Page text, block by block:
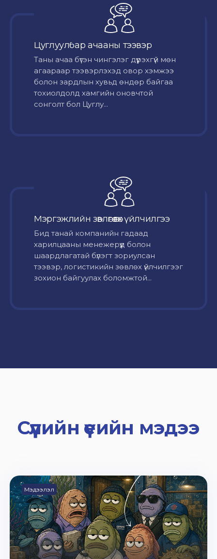
Цуглуулбар ачааны тээвэр
Таны ачаа бүтэн чингэлэг дүүрэхгүй мөн
агаараар тээвэрлэхэд овор хэмжээ
болон зардлын хувьд өндөр байгаа
тохиолдолд хамгийн оновчтой
сонголт бол Цуглу...
Мэргэжлийн зөвлөгөө өгөх үйлчилгээ
Бид танай компанийн гадаад
харилцааны менежерүүд болон
шаардлагатай бүлэгт зориулсан
тээвэр, логистикийн зөвлөх үйлчилгээг
зохион байгуулах боломжтой...
Сүүлийн үеийн мэдээ
Мэдээлэл